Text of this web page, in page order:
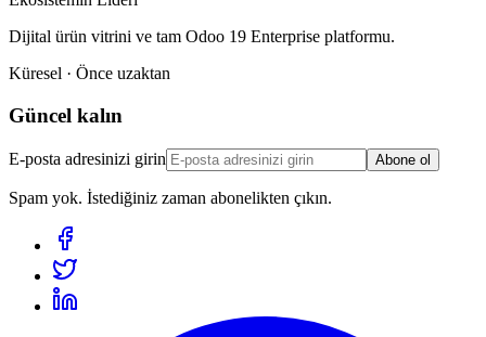
Dijital ürün vitrini ve tam Odoo 19 Enterprise platformu.
Küresel · Önce uzaktan
Güncel kalın
E-posta adresinizi girin Abone ol
Spam yok. İstediğiniz zaman abonelikten çıkın.